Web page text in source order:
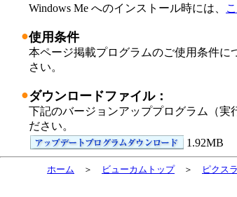
Windows Me へのインストール時には、
●使用条件
本ページ掲載プログラムのご使用条件に
さい。
●ダウンロードファイル：
下記のバージョンアッププログラム（実
ださい。
1.92MB
ホーム ＞ ビューカムトップ＞ ピクス